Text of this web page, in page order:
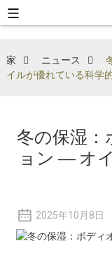
家 ニュース
イルが優れている科学
冬の保湿：
ョン ― オ
2025年10月8日